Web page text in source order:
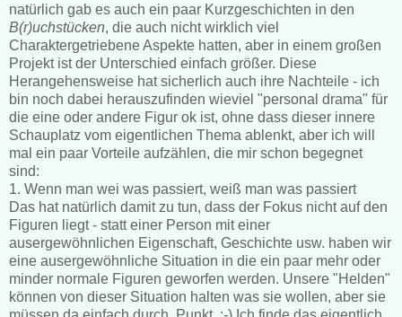
natürlich gab es auch ein paar Kurzgeschichten in den
B(r)uchstücken, die auch nicht wirklich viel
Charaktergetriebene Aspekte hatten, aber in einem großen
Projekt ist der Unterschied einfach größer. Diese
Herangehensweise hat sicherlich auch ihre Nachteile - ich
bin noch dabei herauszufinden wieviel "personal drama" für
die eine oder andere Figur ok ist, ohne dass dieser innere
Schauplatz vom eigentlichen Thema ablenkt, aber ich will
mal ein paar Vorteile aufzählen, die mir schon begegnet
sind:
1. Wenn man wei was passiert, weiß man was passiert
Das hat natürlich damit zu tun, dass der Fokus nicht auf den
Figuren liegt - statt einer Person mit einer
ausergewöhnlichen Eigenschaft, Geschichte usw. haben wir
eine ausergewöhnliche Situation in die ein paar mehr oder
minder normale Figuren geworfen werden. Unsere "Helden"
können von dieser Situation halten was sie wollen, aber sie